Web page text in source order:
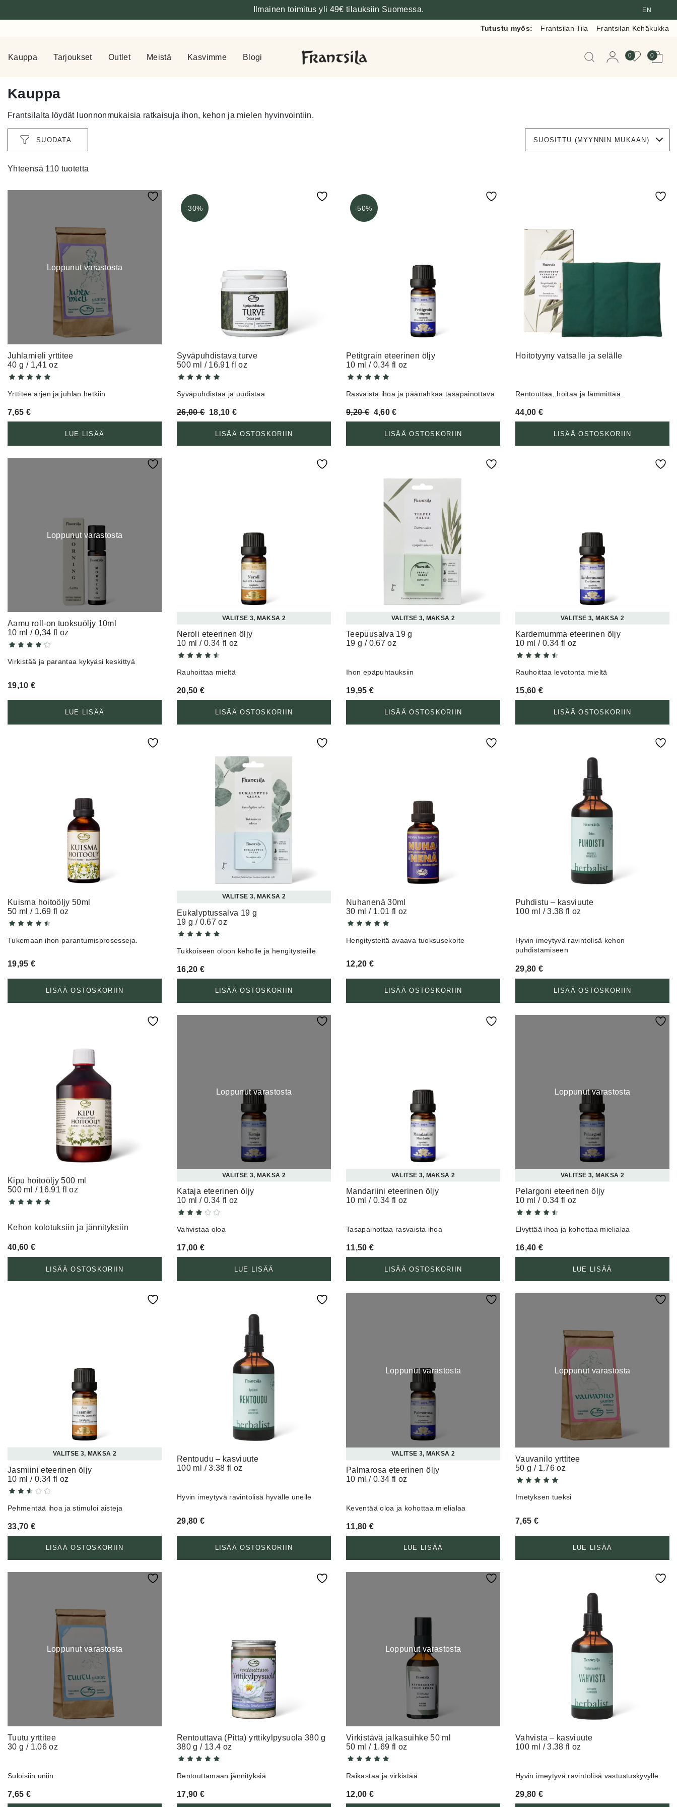
Ilmainen toimitus yli 49€ tilauksiin Suomessa. EN
Tutustu myös: Frantsilan Tila Frantsilan Kehäkukka
Kauppa Tarjoukset Outlet Meistä Kasvimme Blogi Kun tuloksia tulee,
0 0
Kauppa
Frantsilalta löydät luonnonmukaisia ratkaisuja ihon, kehon ja mielen hyvinvointiin.
SUODATA
Yhteensä 110 tuotetta
Loppunut varastosta
Juhlamieli yrttitee
40 g / 1,41 oz
Yrttitee arjen ja juhlan hetkiin
7,65 €
LUE LISÄÄ
-30%
Syväpuhdistava turve
500 ml / 16.91 fl oz
Syväpuhdistaa ja uudistaa
26,00€ Alkuperäinen
hinta
oli:
18,10€Nykyinen
hinta
on:
LISÄÄ OSTOSKORIIN
-50%
Petitgrain eteerinen öljy
10 ml / 0.34 fl oz
Rasvaista ihoa ja päänahkaa tasapainottava
9,20€ Alkuperäinen
hinta
oli:
4,60€Nykyinen
hinta
on:
LISÄÄ OSTOSKORIIN
Hoitotyyny vatsalle ja selälle
Rentouttaa, hoitaa ja lämmittää.
44,00€
LISÄÄ OSTOSKORIIN
Loppunut varastosta
Aamu roll-on tuoksuöljy 10ml
10 ml / 0,34 fl oz
Virkistää ja parantaa kykyäsi keskittyä
19,10€
LUE LISÄÄ
VALITSE 3, MAKSA 2
Neroli eteerinen öljy
10 ml / 0.34 fl oz
Rauhoittaa mieltä
20,50€
LISÄÄ OSTOSKORIIN
VALITSE 3, MAKSA 2
Teepuusalva 19 g
19 g / 0.67 oz
Ihon epäpuhtauksiin
19,95€
LISÄÄ OSTOSKORIIN
VALITSE 3, MAKSA 2
Kardemumma eteerinen öljy
10 ml / 0.34 fl oz
Rauhoittaa levotonta mieltä
15,60€
LISÄÄ OSTOSKORIIN
Kuisma hoitoöljy 50ml
50 ml / 1.69 fl oz
Tukemaan ihon parantumisprosesseja.
19,95€
LISÄÄ OSTOSKORIIN
VALITSE 3, MAKSA 2
Eukalyptussalva 19 g
19 g / 0.67 oz
Tukkoiseen oloon keholle ja hengitysteille
16,20€
LISÄÄ OSTOSKORIIN
Nuhanenä 30ml
30 ml / 1.01 fl oz
Hengitysteitä avaava tuoksusekoite
12,20€
LISÄÄ OSTOSKORIIN
Puhdistu – kasviuute
100 ml / 3.38 fl oz
Hyvin imeytyvä ravintolisä kehon
puhdistamiseen
29,80€
LISÄÄ OSTOSKORIIN
Kipu hoitoöljy 500 ml
500 ml / 16.91 fl oz
Kehon kolotuksiin ja jännityksiin
40,60€
LISÄÄ OSTOSKORIIN
Loppunut varastosta
VALITSE 3, MAKSA 2
Kataja eteerinen öljy
10 ml / 0.34 fl oz
Vahvistaa oloa
17,00€
LUE LISÄÄ
VALITSE 3, MAKSA 2
Mandariini eteerinen öljy
10 ml / 0.34 fl oz
Tasapainottaa rasvaista ihoa
11,50€
LISÄÄ OSTOSKORIIN
Loppunut varastosta
VALITSE 3, MAKSA 2
Pelargoni eteerinen öljy
10 ml / 0.34 fl oz
Elvyttää ihoa ja kohottaa mielialaa
16,40€
LUE LISÄÄ
VALITSE 3, MAKSA 2
Jasmiini eteerinen öljy
10 ml / 0.34 fl oz
Pehmentää ihoa ja stimuloi aisteja
33,70€
LISÄÄ OSTOSKORIIN
Rentoudu – kasviuute
100 ml / 3.38 fl oz
Hyvin imeytyvä ravintolisä hyvälle unelle
29,80€
LISÄÄ OSTOSKORIIN
Loppunut varastosta
VALITSE 3, MAKSA 2
Palmarosa eteerinen öljy
10 ml / 0.34 fl oz
Keventää oloa ja kohottaa mielialaa
11,80€
LUE LISÄÄ
Loppunut varastosta
Vauvanilo yrttitee
50 g / 1.76 oz
Imetyksen tueksi
7,65 €
LUE LISÄÄ
Loppunut varastosta
Tuutu yrttitee
30 g / 1.06 oz
Suloisiin uniin
7,65 €
Rentouttava (Pitta) yrttikylpysuola 380 g
380 g / 13.4 oz
Rentouttamaan jännityksiä
17,90€
Loppunut varastosta
Virkistävä jalkasuihke 50 ml
50 ml / 1.69 fl oz
Raikastaa ja virkistää
12,00€
Vahvista – kasviuute
100 ml / 3.38 fl oz
Hyvin imeytyvä ravintolisä vastustuskyvylle
29,80€